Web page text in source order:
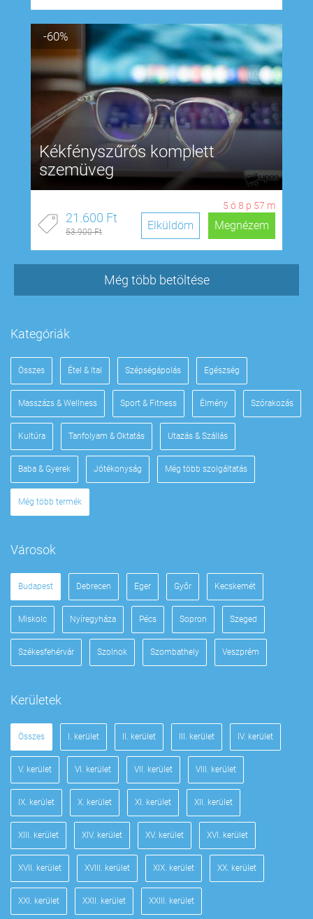
-60%
Kékfényszűrős komplett
szemüveg
5 ó8 p 57 m
21.600 Ft
53.900 Ft Megnézem
Elküldöm
Még több betöltése
Kategóriák
Összes Étel & Ital Szépségápolás Egészség
Masszázs & Wellness Sport & Fitness Élmény Szórakozás
Kultúra Tanfolyam & Oktatás Utazás & Szállás
Baba & Gyerek Jótékonyság Még több szolgáltatás
Még több termék
Városok
Budapest Debrecen Eger Győr Kecskemét
Miskolc Nyíregyháza Pécs Sopron Szeged
Székesfehérvár Szolnok Szombathely Veszprém
Kerületek
Összes I. kerület II. kerület III. kerület IV. kerület
V. kerület VI. kerület VII. kerület VIII. kerület
IX. kerület X. kerület XI. kerület XII. kerület
XIII. kerület XIV. kerület XV. kerület XVI. kerület
XVII. kerület XVIII. kerület XIX. kerület XX. kerület
XXI. kerület XXII. kerület XXIII. kerület